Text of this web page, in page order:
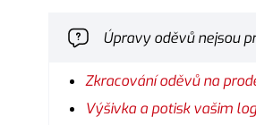
Úpravy oděvů nejsou
Zkracování oděvů na
Výšivka a potisk vašim